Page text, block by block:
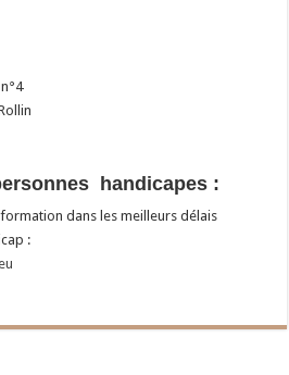
handicapes :
dans les meilleurs délais
: